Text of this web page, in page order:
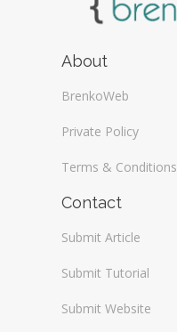
About
BrenkoWeb
Private Policy
Terms & Conditions
Contact
Submit Article
Submit Tutorial
Submit Website